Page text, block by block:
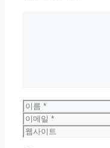
이
름
이
메
웹